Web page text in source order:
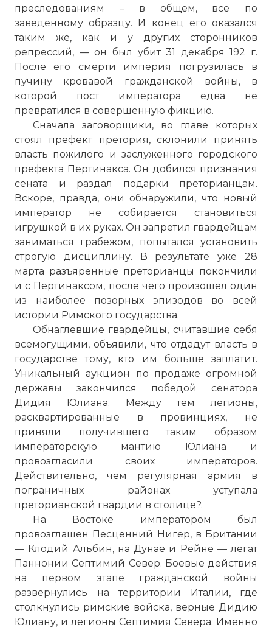
преследованиям – в общем, все по
заведенному образцу. И конец его оказался
таким же, как и у других сторонников
репрессий, — он был убит 31 декабря 192 г.
После его смерти империя погрузилась в
пучину кровавой гражданской войны, в
которой пост императора едва не
превратился в совершенную фикцию.
Сначала заговорщики, во главе которых
стоял префект претория, склонили принять
власть пожилого и заслуженного городского
префекта Пертинакса. Он добился признания
сената и раздал подарки преторианцам.
Вскоре, правда, они обнаружили, что новый
император не собирается становиться
игрушкой в их руках. Он запретил гвардейцам
заниматься грабежом, попытался установить
строгую дисциплину. В результате уже 28
марта разъяренные преторианцы покончили
и с Пертинаксом, после чего произошел один
из наиболее позорных эпизодов во всей
истории Римского государства.
Обнаглевшие гвардейцы, считавшие себя
всемогущими, объявили, что отдадут власть в
государстве тому, кто им больше заплатит.
Уникальный аукцион по продаже огромной
державы закончился победой сенатора
Дидия Юлиана. Между тем легионы,
расквартированные в провинциях, не
приняли получившего таким образом
императорскую мантию Юлиана и
провозгласили своих императоров.
Действительно, чем регулярная армия в
пограничных районах уступала
преторианской гвардии в столице?.
На Востоке императором был
провозглашен Песценний Нигер, в Британии
— Клодий Альбин, на Дунае и Рейне — легат
Паннонии Септимий Север. Боевые действия
на первом этапе гражданской войны
развернулись на территории Италии, где
столкнулись римские войска, верные Дидию
Юлиану, и легионы Септимия Севера. Именно